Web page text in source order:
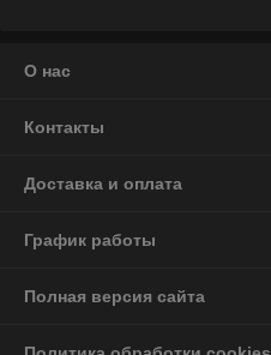
О нас
Контакты
Доставка и оплата
График работы
Полная версия сайта